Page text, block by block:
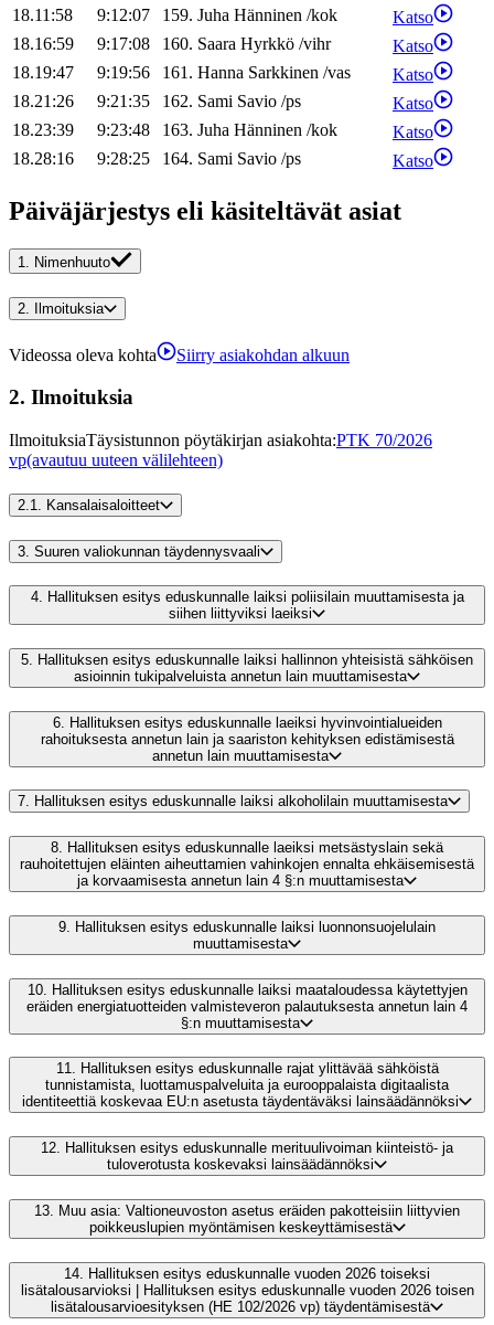
18.11:58
9:12:07 159. Juha Hänninen /kok
Katso
18.16:59
9:17:08 160. Saara Hyrkkö /vihr
Katso
18.19:47
9:19:56 161. Hanna Sarkkinen /vas
Katso
18.21:26
9:21:35 162. Sami Savio /ps
Katso
18.23:39
9:23:48 163. Juha Hänninen /kok
Katso
18.28:16
9:28:25 164. Sami Savio /ps Katso
Päiväjärjestys eli käsiteltävät asiat
1. Nimenhuuto
2. Ilmoituksia
Videossa oleva kohta Siirry asiakohdan alkuun
2. Ilmoituksia
IlmoituksiaTäysistunnon pöytäkirjan asiakohta:PTK 70/2026
vp(avautuu uuteen välilehteen)
2.1. Kansalaisaloitteet
3. Suuren valiokunnan täydennysvaali
4. Hallituksen esitys eduskunnalle laiksi poliisilain muuttamisesta ja
siihen liittyviksi laeiksi
5. Hallituksen esitys eduskunnalle laiksi hallinnon yhteisistä sähköisen
asioinnin tukipalveluista annetun lain muuttamisesta
6.
Hallituksen esitys eduskunnalle laeiksi hyvinvointialueiden
rahoituksesta annetun lain ja saariston kehityksen edistämisestä
annetun lain muuttamisesta
7. Hallituksen esitys eduskunnalle laiksi alkoholilain muuttamisesta
8. Hallituksen esitys eduskunnalle laeiksi metsästyslain sekä
rauhoitettujen eläinten aiheuttamien vahinkojen ennalta ehkäisemisestä
ja korvaamisesta annetun lain 4 §:n muuttamisesta
9.
Hallituksen esitys eduskunnalle laiksi luonnonsuojelulain
muuttamisesta
10. Hallituksen esitys eduskunnalle laiksi maataloudessa käytettyjen
eräiden energiatuotteiden valmisteveron palautuksesta annetun lain 4
§:n muuttamisesta
11. Hallituksen esitys eduskunnalle rajat ylittävää sähköistä
tunnistamista, luottamuspalveluita ja eurooppalaista digitaalista
identiteettiä koskevaa EU:n asetusta täydentäväksi lainsäädännöksi
12. Hallituksen esitys eduskunnalle merituulivoiman kiinteistö- ja
tuloverotusta koskevaksi lainsäädännöksi
13.
Muu asia: Valtioneuvoston asetus eräiden pakotteisiin liittyvien
poikkeuslupien myöntämisen keskeyttämisestä
14. Hallituksen esitys eduskunnalle vuoden 2026 toiseksi
lisätalousarvioksi | Hallituksen esitys eduskunnalle vuoden 2026 toisen
lisätalousarvioesityksen (HE 102/2026 vp) täydentämisestä